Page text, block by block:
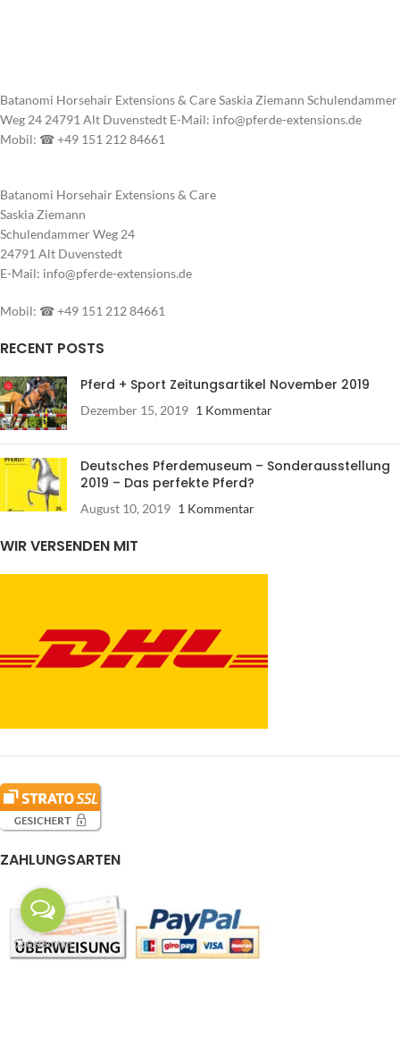
Batanomi Horsehair Extensions & Care Saskia Ziemann Schulendammer
Weg 24 24791 Alt Duvenstedt E-Mail: info@pferde-extensions.de
Mobil: ☎ +49 151 212 84661
Batanomi Horsehair Extensions & Care
Saskia Ziemann
Schulendammer Weg 24
24791 Alt Duvenstedt
E-Mail: info@pferde-extensions.de
Mobil: ☎ +49 151 212 84661
RECENT POSTS
Pferd + Sport Zeitungsartikel November 2019
Dezember 15, 2019 1 Kommentar
Deutsches Pferdemuseum – Sonderausstellung
2019 – Das perfekte Pferd?
August 10, 2019 1 Kommentar
WIR VERSENDEN MIT
ZAHLUNGSARTEN